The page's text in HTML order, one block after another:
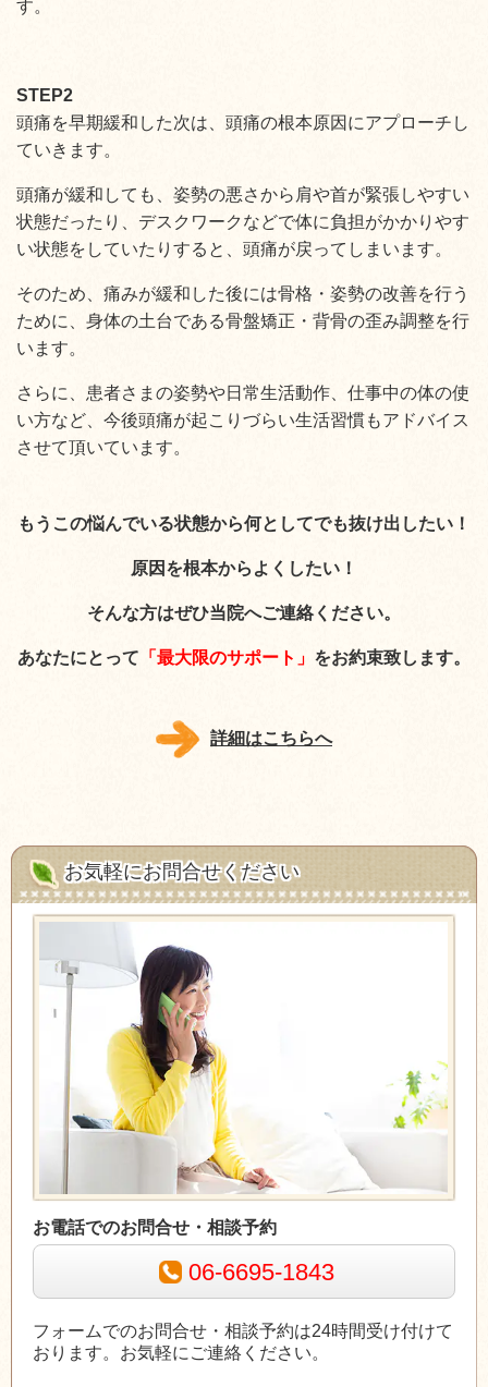
す。
STEP2
頭痛を早期緩和した次は、頭痛の根本原因にアプローチし
ていきます。
頭痛が緩和しても、姿勢の悪さから肩や首が緊張しやすい
状態だったり、デスクワークなどで体に負担がかかりやす
い状態をしていたりすると、頭痛が戻ってしまいます。
そのため、痛みが緩和した後には骨格・姿勢の改善を行う
ために、身体の土台である骨盤矯正・背骨の歪み調整を行
います。
さらに、患者さまの姿勢や日常生活動作、仕事中の体の使
い方など、今後頭痛が起こりづらい生活習慣もアドバイス
させて頂いています。
もうこの悩んでいる状態から何としてでも抜け出したい！
原因を根本からよくしたい！
そんな方はぜひ当院へご連絡ください。
あなたにとって 「最大限のサポート」 をお約束致します。
詳細はこちらへ
お気軽にお問合せください
お電話でのお問合せ・相談予約
06-6695-1843
フォームでのお問合せ・相談予約は24時間受け付けて
おります。お気軽にご連絡ください。